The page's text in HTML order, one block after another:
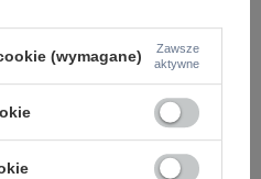
51W Milagro
Lampa Sufitowa
Biały Milagro ML1131
120,00 zł
(wymagane)
Zawsze
aktywne